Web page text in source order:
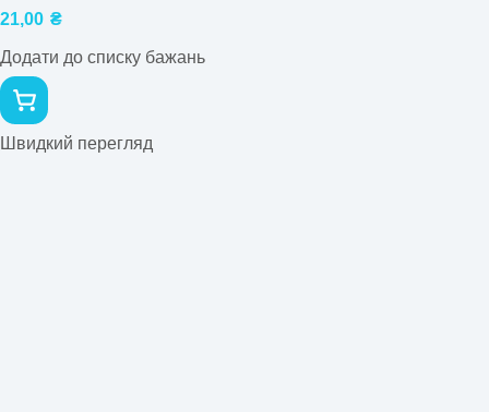
21,00 ₴
Додати до списку бажань
Швидкий перегляд